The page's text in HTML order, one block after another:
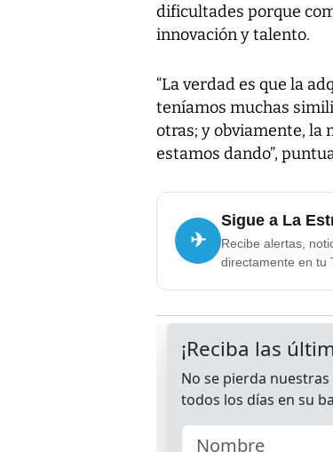
dificultades porque
innovación y talento.
“La verdad es que la
teníamos muchas
otras; y obviamente, la
estamos dando”,
✈
Sigue a La
Recibe alertas,
directamente en tu